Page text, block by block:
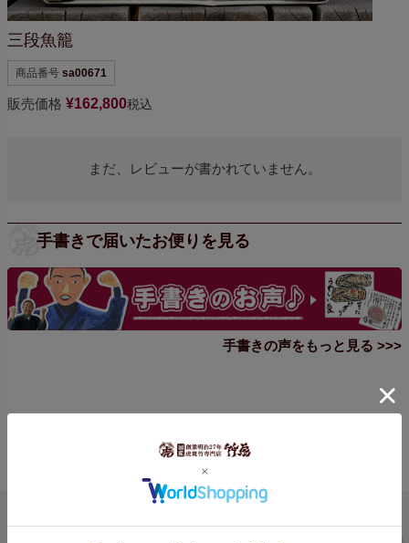
三段魚籠
商品番号 sa00671
販売価格 ¥162,800税込
まだ、レビューが書かれていません。
手書きで届いたお便りを見る
手書きの声をもっと見る >>>